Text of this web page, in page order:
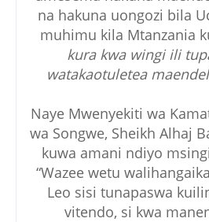
na hakuna uongozi bila
muhimu kila Mtanzania
kura kwa wingi ili
watakaotuletea
Naye Mwenyekiti wa
wa Songwe, Sheikh Alhaj
kuwa amani ndiyo
“Wazee wetu
Leo sisi tunapaswa
vitendo, si kwa